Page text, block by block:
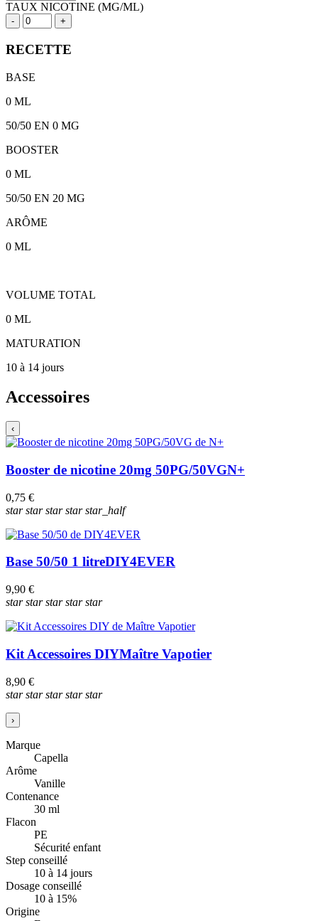
TAUX NICOTINE (MG/ML)
- +
RECETTE
BASE
0 ML
50/50 EN 0 MG
BOOSTER
0 ML
50/50 EN 20 MG
ARÔME
0 ML
VOLUME TOTAL
0 ML
MATURATION
10 à 14 jours
Accessoires
‹
Booster de nicotine 20mg 50PG/50VGN+
0,75 €
starstarstarstarstar_half
Base 50/50 1 litreDIY4EVER
9,90 €
starstarstarstarstar
Kit Accessoires DIYMaître Vapotier
8,90 €
starstarstarstarstar
›
Marque
Capella
Arôme
Vanille
Contenance
30 ml
Flacon
PE
Sécurité enfant
Step conseillé
10 à 14 jours
Dosage conseillé
10 à 15%
Origine